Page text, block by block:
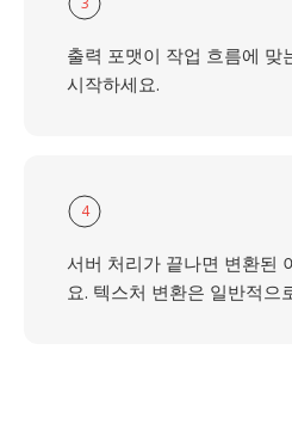
출력 포맷이 작업 흐름에 맞
시작하세요.
4
서버 처리가 끝나면 변환된
요. 텍스처 변환은 일반적으